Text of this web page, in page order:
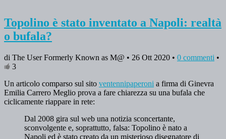
Topolino è stato inventato a Napoli: realtà
o bufala?
di The User Formerly Known as M@ • 26 Ott 2020 • 0 commenti •
3
Un articolo comparso sul sito ventennipaperoni a firma di Ginevra
Emilia Carrero Meglio prova a fare chiarezza su una bufala che
ciclicamente riappare in rete:
Dal 2008 gira sul web una notizia sconcertante,
sconvolgente e, soprattutto, falsa: Topolino è nato a
Napoli ed è stato creato da un misterioso disegnatore di